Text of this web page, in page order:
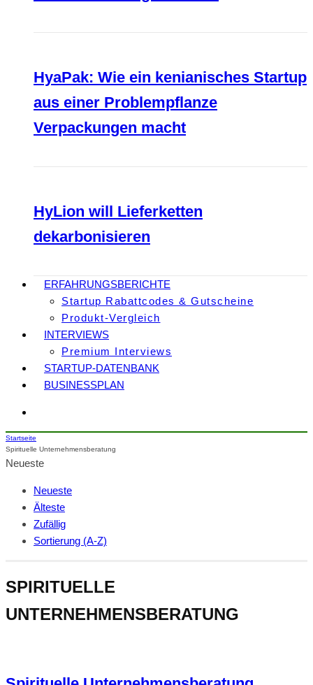
HyaPak: Wie ein kenianisches Startup
aus einer Problempflanze
Verpackungen macht
HyLion will Lieferketten
dekarbonisieren
ERFAHRUNGSBERICHTE
Startup Rabattcodes & Gutscheine
Produkt-Vergleich
INTERVIEWS
Premium Interviews
STARTUP-DATENBANK
BUSINESSPLAN
Startseite
Spirituelle Unternehmensberatung
Neueste
Neueste
Älteste
Zufällig
Sortierung (A-Z)
SPIRITUELLE
UNTERNEHMENSBERATUNG